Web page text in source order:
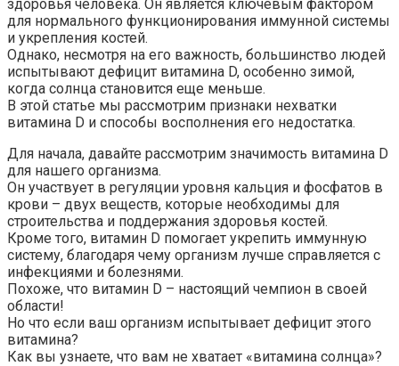
здоровья человека. Он является ключевым фактором
для нормального функционирования иммунной системы
и укрепления костей.
Однако, несмотря на его важность, большинство людей
испытывают дефицит витамина D, особенно зимой,
когда солнца становится еще меньше.
В этой статье мы рассмотрим признаки нехватки
витамина D и способы восполнения его недостатка.
Для начала, давайте рассмотрим значимость витамина D
для нашего организма.
Он участвует в регуляции уровня кальция и фосфатов в
крови – двух веществ, которые необходимы для
строительства и поддержания здоровья костей.
Кроме того, витамин D помогает укрепить иммунную
систему, благодаря чему организм лучше справляется с
инфекциями и болезнями.
Похоже, что витамин D – настоящий чемпион в своей
области!
Но что если ваш организм испытывает дефицит этого
витамина?
Как вы узнаете, что вам не хватает «витамина солнца»?